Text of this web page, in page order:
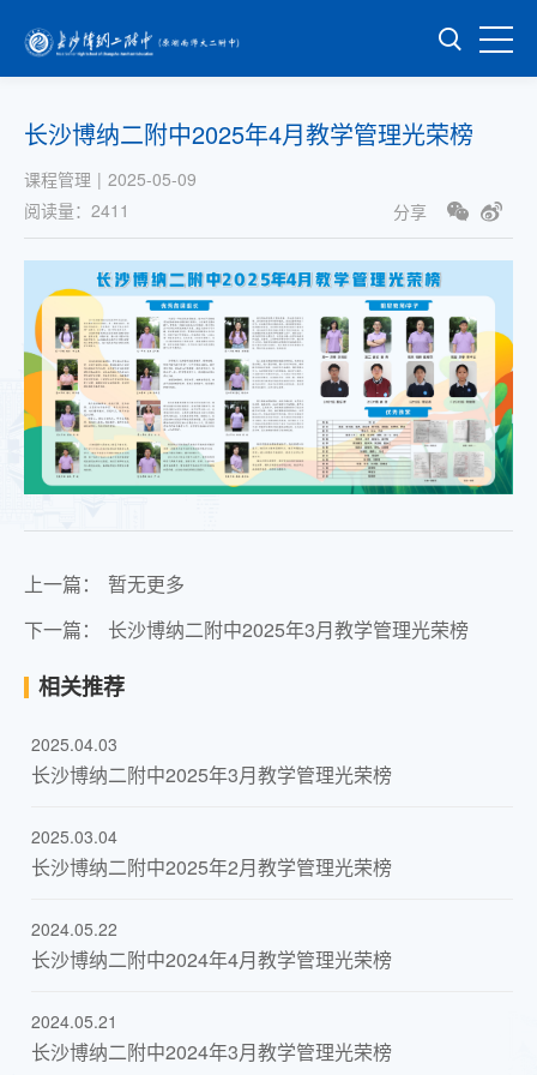
长沙博纳二附中2025年4月教学管理光荣榜
课程管理 | 2025-05-09
阅读量： 2411 分享
上一篇：
暂无更多
下一篇：
长沙博纳二附中2025年3月教学管理光荣榜
相关推荐
2025.04.03
长沙博纳二附中2025年3月教学管理光荣榜
2025.03.04
长沙博纳二附中2025年2月教学管理光荣榜
2024.05.22
长沙博纳二附中2024年4月教学管理光荣榜
2024.05.21
长沙博纳二附中2024年3月教学管理光荣榜